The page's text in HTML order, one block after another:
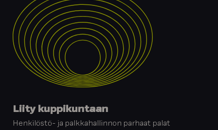
Liity kuppikuntaan
Henkilöstö- ja palkkahallinnon parhaat palat